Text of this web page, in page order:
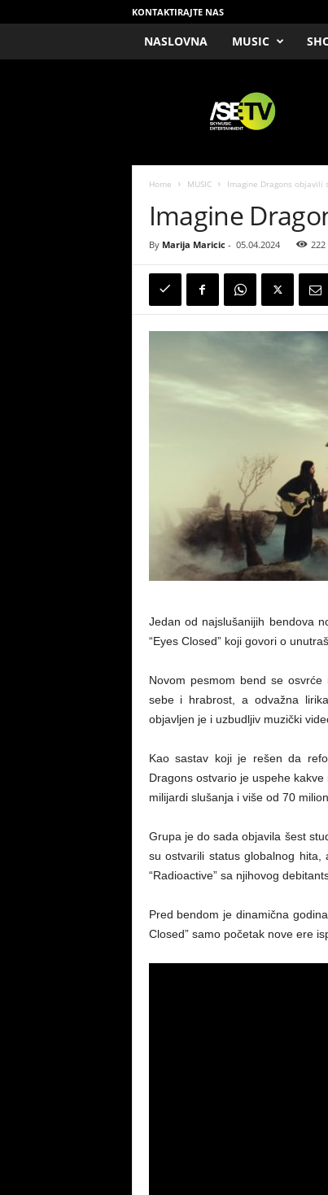
KONTAKTIRAJTE NAS
NASLOVNA MUSIC
Home MUSIC Imagine Dragons objavili
Imagine
By Marija Maricic- 05.04.2024 222
Jedan od najslušanijih bendova
“Eyes Closed” koji govori o
Novom pesmom bend se
sebe i hrabrost, a odvažna
objavljen je i uzbudljiv muzički
Kao sastav koji je rešen da
Dragons ostvario je uspehe
milijardi slušanja i više od 70
Grupa je do sada objavila šest
su ostvarili status globalnog
“Radioactive” sa njihovog
Pred bendom je dinamična
Closed” samo početak nove ere